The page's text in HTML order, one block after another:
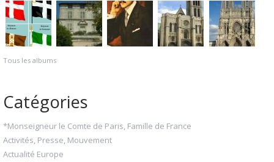
Tous les albums
Catégories
*Monseigneur le Comte de Paris, Famille de France
Activités, Presse, Mouvement
Actualité Europe